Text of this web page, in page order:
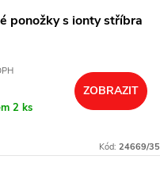
ponožky s ionty stříbra
2 ks
ZOBRAZIT
Kód: 24669/35